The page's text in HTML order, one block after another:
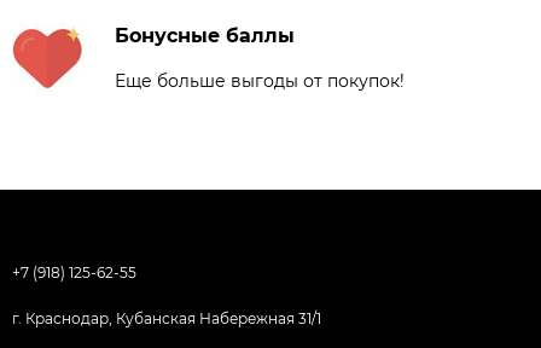
Бонусные баллы
Еще больше выгоды от покупок!
+7 (918) 125-62-55
г. Краснодар, Кубанская Набережная 31/1